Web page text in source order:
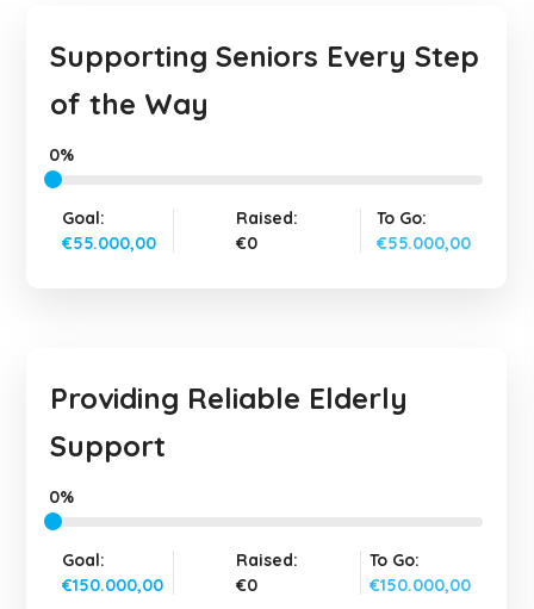
Supporting Seniors Every Step
of the Way
0%
Goal:
€55.000,00
Raised:
€0
To Go:
€55.000,00
Providing Reliable Elderly
Support
0%
Goal:
€150.000,00
Raised:
€0
To Go:
€150.000,00